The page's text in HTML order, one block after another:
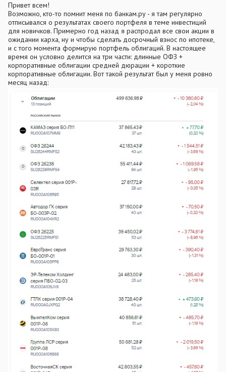
Привет всем!
Возможно, кто-то помнит меня по банкам.ру - я там регулярно
отписывался о результатах своего портфеля в теме инвестиций
для новичков. Примерно год назад я распродал все свои акции в
ожидании карха, ну и чтобы сделать досрочный взнос по ипотеке,
и с того момента формирую портфель облигаций. В настоящее
время он условно делится на три части: длинные ОФЗ +
корпоративные облигации средней дюрации + короткие
корпоративные облигации. Вот такой результат был у меня ровно
месяц назад: